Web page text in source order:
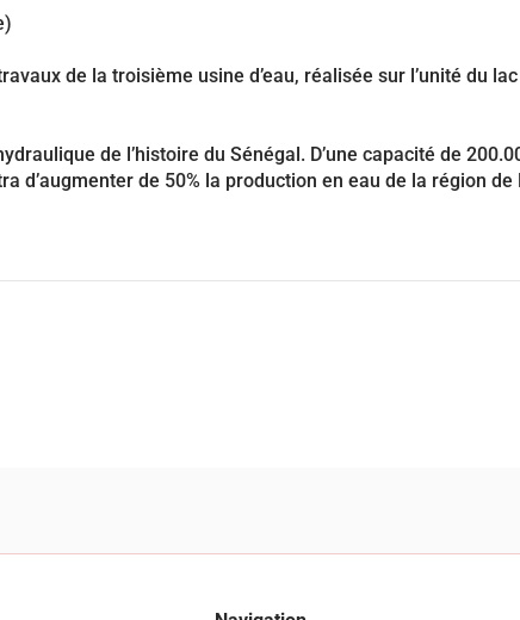
de la troisième usine d’eau, réalisée sur l’unité du
de l’histoire du Sénégal. D’une capacité de
d’augmenter de 50% la production en eau de la région de